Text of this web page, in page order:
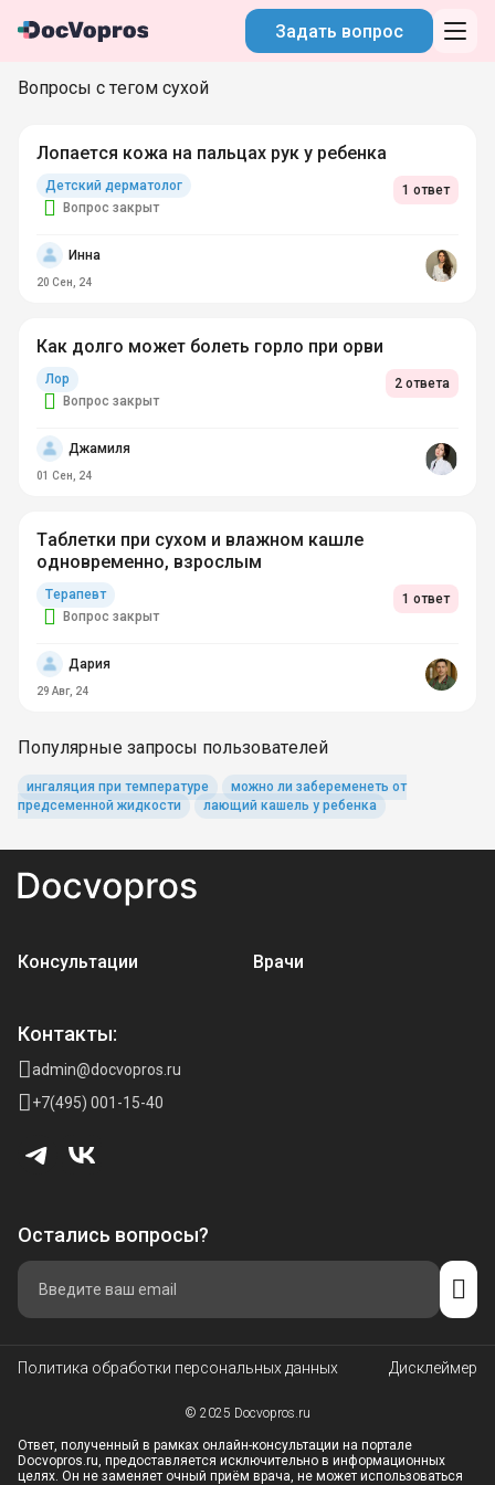
Задать вопрос
Вопросы с тегом сухой
Лопается кожа на пальцах рук у ребенка
Детский дерматолог
Вопрос закрыт
1 ответ
Инна
20 Сен, 24
Как долго может болеть горло при орви
Лор
Вопрос закрыт
2 ответа
Джамиля
01 Сен, 24
Таблетки при сухом и влажном кашле
одновременно, взрослым
Терапевт
Вопрос закрыт
1 ответ
Дария
29 Авг, 24
Популярные запросы пользователей
ингаляция при температуре
можно ли забеременеть от
предсеменной жидкости
лающий кашель у ребенка
Консультации Врачи
Контакты:
admin@docvopros.ru
+7(495) 001-15-40
Остались вопросы?
Политика обработки персональных данных Дисклеймер
© 2025 Docvopros.ru
Ответ, полученный в рамках онлайн-консультации на портале
Docvopros.ru, предоставляется исключительно в информационных
целях. Он не заменяет очный приём врача, не может использоваться